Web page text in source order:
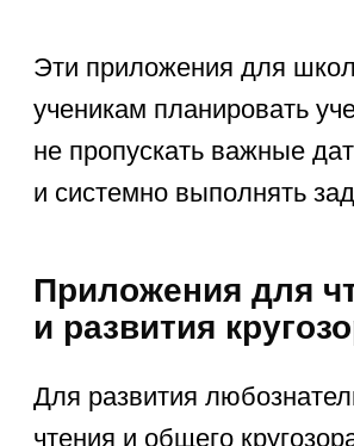
Безопасность ребенка
в интернете
Используя приложения на Android
программы только из официальных
магазинов, активируйте родительский
контроль, следите за возрастными
правила поведения в интернете.
Родители должны регулярно